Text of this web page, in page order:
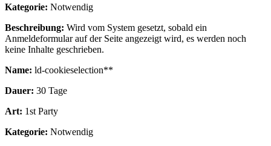
Kategorie: Notwendig
Beschreibung: Wird vom System gesetzt, sobald ein
Anmeldeformular auf der Seite angezeigt wird, es werden noch
keine Inhalte geschrieben.
Name: ld-cookieselection**
Dauer: 30 Tage
Art: 1st Party
Kategorie: Notwendig